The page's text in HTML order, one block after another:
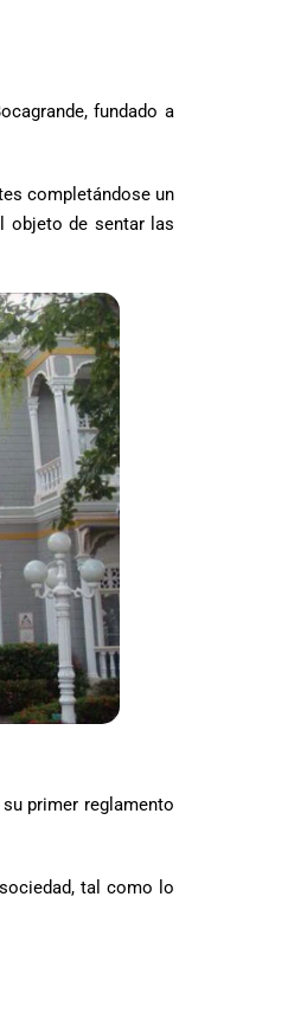
fundado a
completándose un
objeto de sentar las
primer reglamento
tal como lo